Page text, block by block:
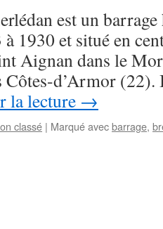
est un
1930 et situé en
Aignan dans le
Côtes-d’Armor
la lecture →
classé | Marqué avecbarrage,